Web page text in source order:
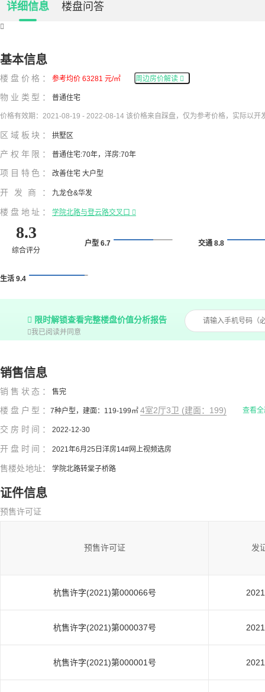
详细信息 楼盘问答

基本信息
楼盘价格： 参考均价 63281 元/㎡ 周边房价解读 
物业类型： 普通住宅
价格有效期：2021-08-19 - 2022-08-14 该价格来自踩盘，仅为参考价格，实际以开
区域板块： 拱墅区
产权年限： 普通住宅:70年，洋房:70年
项目特色： 改善住宅 大户型
开发商： 九龙仓&华发
楼盘地址： 学院北路与登云路交叉口 
8.3
综合评分
户型 6.7 交通 8.8
生活 9.4
 限时解锁查看完整楼盘价值分析报告
我已阅读并同意
销售信息
销售状态： 售完
楼盘户型： 7种户型，建面：119-199㎡ 4室2厅3卫 (建面：199) 查看
交房时间： 2022-12-30
开盘时间： 2021年6月25日洋房14#网上视频选房
售楼处地址： 学院北路转棠子桥路
证件信息
预售许可证
预售许可证 发
杭售许字(2021)第000066号
杭售许字(2021)第000037号
杭售许字(2021)第000001号